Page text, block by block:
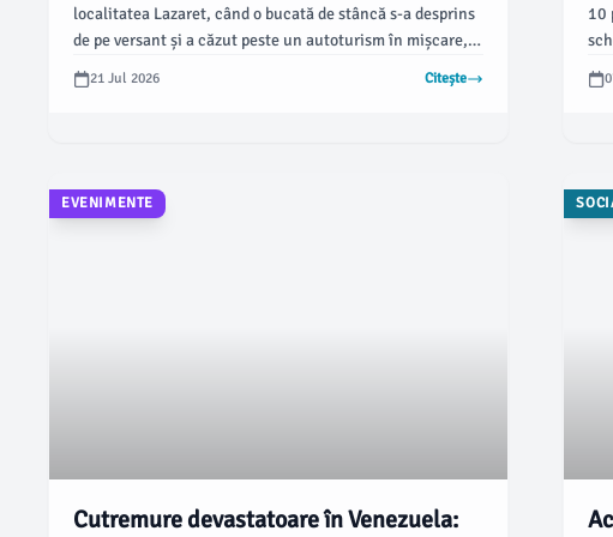
localitatea Lazaret, când o bucată de stâncă s-a desprins
de pe versant și a căzut peste un autoturism în mișcare,
conform IPJ Sibiu. Evenimentul a mobilizat rapid echipele
de intervenție, care au intervenit pentru a salva
21 Jul 2026 Citește
10
EVENIMENTE
Cutremure devastatoare în Venezuela: